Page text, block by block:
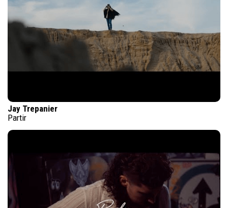
Jay Trepanier
Partir